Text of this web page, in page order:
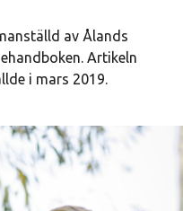
av Ålands
Artikeln
i mars 2019.